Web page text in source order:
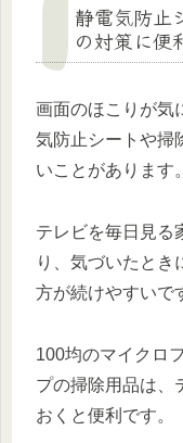
静電気防止
の対策に便
画面のほこりが気
気防止シートや掃
いことがあります。
テレビを毎日見る
り、気づいたとき
方が続けやすいで
100均のマイクロ
プの掃除用品は、
おくと便利です。